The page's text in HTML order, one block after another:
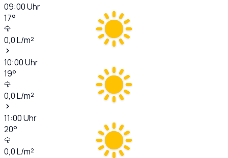
09:00Uhr
17°
0,0L/m²
10:00Uhr
19°
0,0L/m²
11:00Uhr
20°
0,0L/m²